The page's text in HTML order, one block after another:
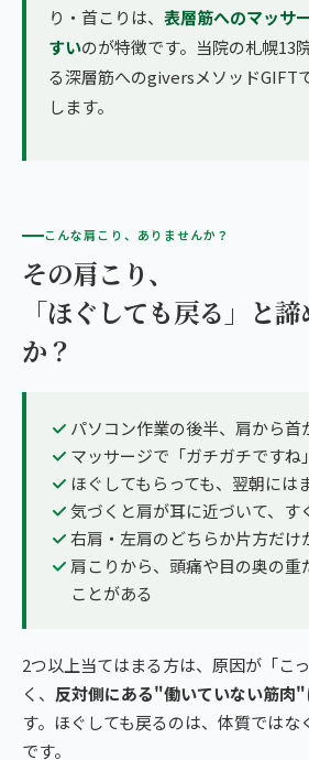
り・首こりは、 表層筋へのマッサ
すいのが特徴です。当院の札幌13
る深層筋へのgiversメソッドGIFT
します。
こんな肩こり、ありませんか？
その肩こり、
「ほぐしても戻る」と
か？
パソコン作業の後半、肩から首
マッサージで「ガチガチですね
ほぐしてもらっても、翌朝には
気づくと肩が耳に近づいて、す
右肩・左肩のどちらか片方だけ
肩こりから、頭痛や目の奥の重
ことがある
2つ以上当てはまる方は、原因が「こ
く、 反対側にある"働いていない筋肉"
す。ほぐしても戻るのは、体質ではな
です。